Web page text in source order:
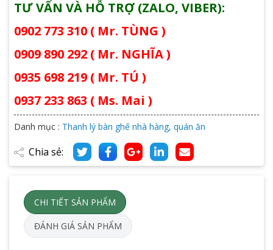
TƯ VẤN VÀ HỖ TRỢ (ZALO, VIBER):
0902 773 310 ( Mr. TÙNG )
0909 890 292 ( Mr. NGHĨA )
0935 698 219 ( Mr. TÚ )
0937 233 863 ( Ms. Mai )
Danh mục : Thanh lý bàn ghế nhà hàng, quán ăn
Chia sẻ:
CHI TIẾT SẢN PHẨM
ĐÁNH GIÁ SẢN PHẨM